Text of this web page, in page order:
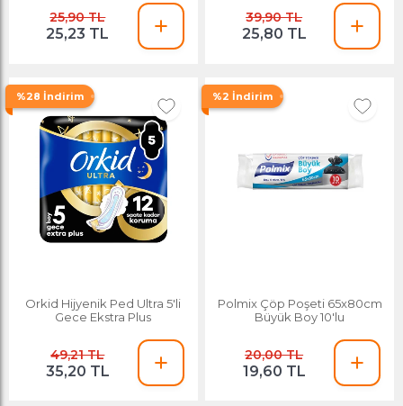
25,90 TL
25,23 TL
39,90 TL
25,80 TL
%28 İndirim
Orkid Hijyenik Ped Ultra 5'li
Gece Ekstra Plus
49,21 TL
35,20 TL
%2 İndirim
Polmix Çöp Poşeti 65x80cm
Büyük Boy 10'lu
20,00 TL
19,60 TL